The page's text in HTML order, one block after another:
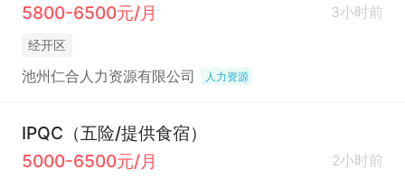
5800-6500元/月
3小时前
经开区
池州仁合人力资源有限公司 人力资源
IPQC（五险/提供食宿）
5000-6500元/月
2小时前